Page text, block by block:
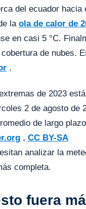
del ecuador
la ola de calor de
en casi 5 °C.
de nubes.
.
2 de agosto
de largo
, CC BY-SA
analizar la
completa.
fuera